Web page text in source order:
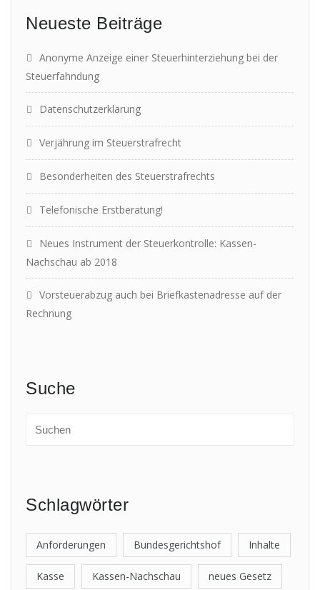
Neueste Beiträge
Anonyme Anzeige einer Steuerhinterziehung bei der
Steuerfahndung
Datenschutzerklärung
Verjährung im Steuerstrafrecht
Besonderheiten des Steuerstrafrechts
Telefonische Erstberatung!
Neues Instrument der Steuerkontrolle: Kassen-
Nachschau ab 2018
Vorsteuerabzug auch bei Briefkastenadresse auf der
Rechnung
Suche
Schlagwörter
Anforderungen Bundesgerichtshof Inhalte
Kasse Kassen-Nachschau neues Gesetz